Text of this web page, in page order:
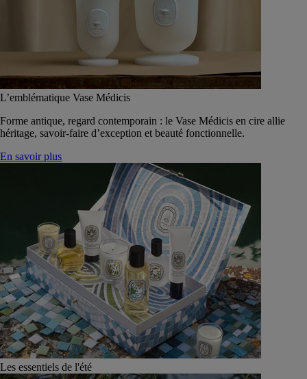
L’emblématique Vase Médicis
Forme antique, regard contemporain : le Vase Médicis en cire allie
héritage, savoir-faire d’exception et beauté fonctionnelle.
En savoir plus
Les essentiels de l'été